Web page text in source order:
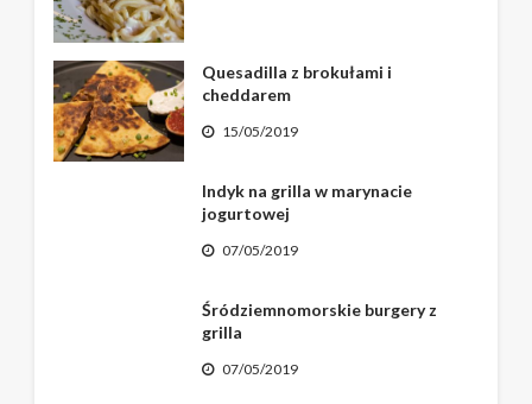
Quesadilla z brokułami i
cheddarem
15/05/2019
Indyk na grilla w marynacie
jogurtowej
07/05/2019
Śródziemnomorskie burgery z
grilla
07/05/2019